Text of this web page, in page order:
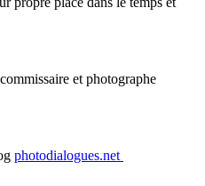
et photographe
photodialogues.net